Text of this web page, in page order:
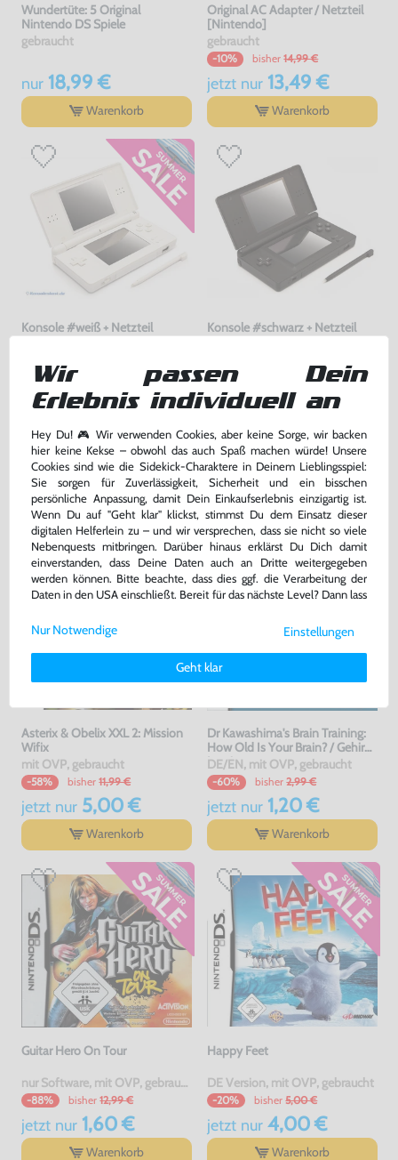
Wundertüte: 5 Original
Nintendo DS Spiele
gebraucht
nur18,99 €
Warenkorb
Original AC Adapter / Netzteil
[Nintendo]
gebraucht
-10% bisher 14,99 €
jetzt nur13,49 €
Warenkorb
Konsole #weiß + Netzteil
nur149,99 €
Warenkorb
Konsole #schwarz + Netzteil
nur149,99 €
Warenkorb
DAS HABEN ANDERE DAZU
GEKAUFT
Asterix & Obelix XXL 2: Mission
Wifix
mit OVP, gebraucht
-58% bisher 11,99 €
jetzt nur5,00 €
Warenkorb
Dr Kawashima's Brain Training:
How Old Is Your Brain? / Gehirn
Jogging
DE/EN, mit OVP, gebraucht
-60% bisher 2,99 €
jetzt nur1,20 €
Warenkorb
Guitar Hero On Tour
nur Software, mit OVP, gebraucht
-88% bisher 12,99 €
jetzt nur1,60 €
Warenkorb
Happy Feet
DE Version, mit OVP, gebraucht
-20% bisher 5,00 €
jetzt nur4,00 €
Warenkorb
Wir passen Dein
Erlebnis individuell an
Hey Du! 🎮 Wir verwenden Cookies, aber keine Sorge, wir backen
hier keine Kekse – obwohl das auch Spaß machen würde! Unsere
Cookies sind wie die Sidekick-Charaktere in Deinem Lieblingsspiel:
Sie sorgen für Zuverlässigkeit, Sicherheit und ein bisschen
persönliche Anpassung, damit Dein Einkaufserlebnis einzigartig ist.
Wenn Du auf "Geht klar" klickst, stimmst Du dem Einsatz dieser
digitalen Helferlein zu – und wir versprechen, dass sie nicht so viele
Nebenquests mitbringen. Darüber hinaus erklärst Du Dich damit
einverstanden, dass Deine Daten auch an Dritte weitergegeben
werden können. Bitte beachte, dass dies ggf. die Verarbeitung der
Daten in den USA einschließt. Bereit für das nächste Level? Dann lass
Weitere Informationen zu den von uns verwendeten Cookies und
Deinen Rechten als Nutzer findest Du in unsererDaten­schutz­
Impressum.
Einstellungen
Geht klar
Nur Notwendige